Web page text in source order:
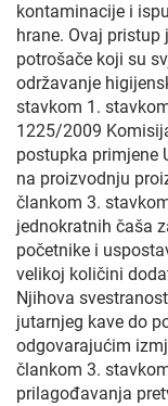
kontaminacije i
hrane. Ovaj
potrošače koji su
održavanje
stavkom 1.
1225/2009
postupka primjene
na proizvodnju
člankom 3.
jednokratnih čaša
početnike i
velikoj količini
Njihova
jutarnjeg kave do
odgovarajućim
člankom 3.
prilagođavanja